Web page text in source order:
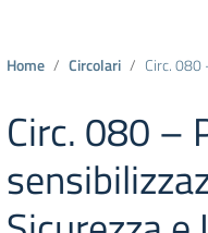
Home Circolari Circ. 080 –
Circ. 080 –